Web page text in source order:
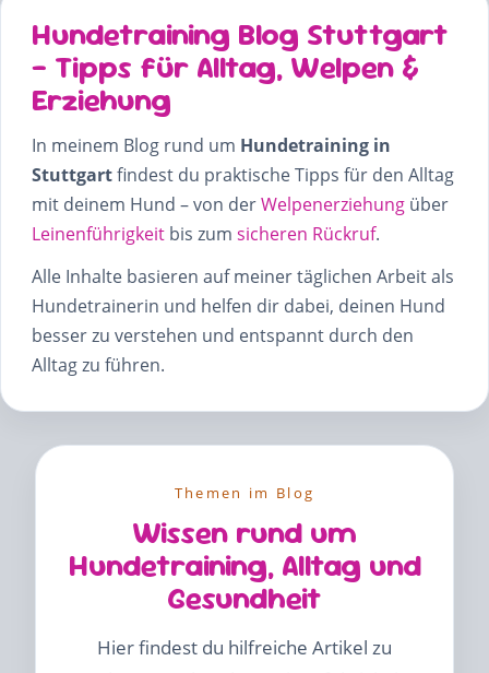
Hundetraining Blog Stuttgart
– Tipps für Alltag, Welpen &
Erziehung
In meinem Blog rund um Hundetraining in
Stuttgartfindest du praktische Tipps für den Alltag
mit deinem Hund – von derWelpenerziehung über
Leinenführigkeit bis zum sicheren Rückruf.
Alle Inhalte basieren auf meiner täglichen Arbeit als
Hundetrainerin und helfen dir dabei, deinen Hund
besser zu verstehen und entspannt durch den
Alltag zu führen.
Themen im Blog
Wissen rund um
Hundetraining, Alltag und
Gesundheit
Hier findest du hilfreiche Artikel zu